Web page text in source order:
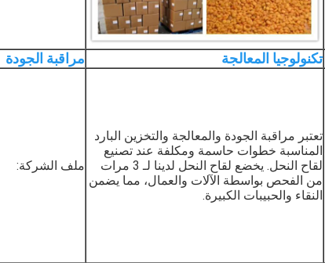
تكنولوجيا المعالجة مراقبة الجودة
تعتبر مراقبة الجودة والمعالجة والتخزين البارد
المناسبة خطوات حاسمة ومكلفة عند تصنيع
لقاح النحل. يخضع لقاح النحل لدينا لـ 3 مرات
من الفحص بواسطة الآلات والعمال، مما يضمن
النقاء والحبيبات الكبيرة.
ملف الشركة: